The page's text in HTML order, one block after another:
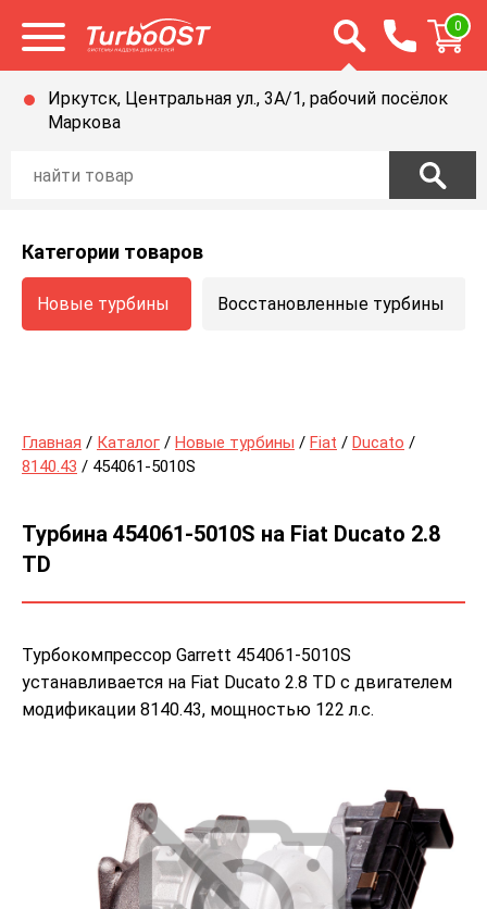
Открыть меню Открыть строку
0
Иркутск, Центральная ул., 3А/1, рабочий посёлок
Маркова
Категории товаров
Новые турбины Восстановленные турбины
Главная / Каталог / Новые турбины / Fiat / Ducato /
8140.43 / 454061-5010S
Турбина 454061-5010S на Fiat Ducato 2.8
TD
Турбокомпрессор Garrett 454061-5010S
устанавливается на Fiat Ducato 2.8 TD с двигателем
модификации 8140.43, мощностью 122 л.с.